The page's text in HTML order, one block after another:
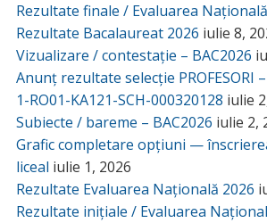
Rezultate finale / Evaluarea Națională
Rezultate Bacalaureat 2026 iulie 8,
Vizualizare / contestație – BAC2026
Anunț rezultate selecție PROFESORI
1-RO01-KA121-SCH-000320128 iulie
Subiecte / bareme – BAC2026 iulie 2,
Grafic completare opțiuni —
liceal iulie 1, 2026
Rezultate Evaluarea Națională 2026
Rezultate inițiale / Evaluarea